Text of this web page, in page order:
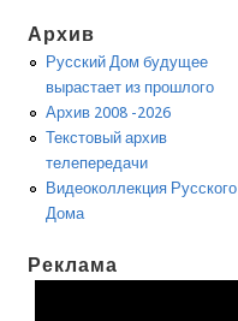
Архив
Русский Дом будущее
вырастает из прошлого
Архив 2008 -2026
Текстовый архив
телепередачи
Видеоколлекция Русского
Дома
Реклама